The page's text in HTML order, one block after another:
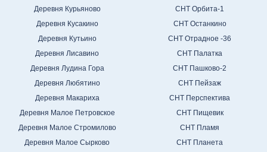
Деревня Курьяново
Деревня Кусакино
Деревня Кутьино
Деревня Лисавино
Деревня Лудина Гора
Деревня Любятино
Деревня Макариха
Деревня Малое Петровское
Деревня Малое Стромилово
Деревня Малое Сырково
СНТ Орбита-1
СНТ Останкино
СНТ Отрадное -36
СНТ Палатка
СНТ Пашково-2
СНТ Пейзаж
СНТ Перспектива
СНТ Пищевик
СНТ Пламя
СНТ Планета